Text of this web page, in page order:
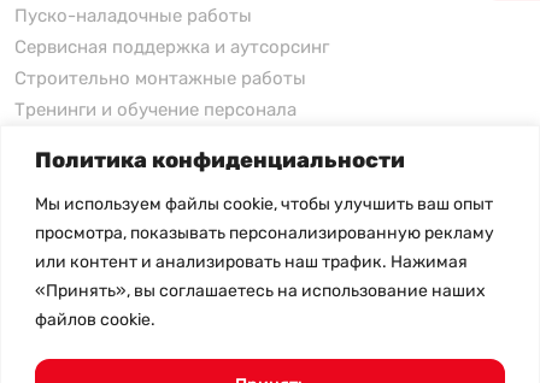
Политика конфиденциальности
Мы используем файлы cookie, чтобы улучшить ваш опыт
просмотра, показывать персонализированную рекламу
или контент и анализировать наш трафик. Нажимая
«Принять», вы соглашаетесь на использование наших
файлов cookie.
Пуско-наладочные работы
Сервисная поддержка и аутсорсинг
Строительно монтажные работы
Тренинги и обучение персонала
xFusion
xFusion
xFusion AI Solution
Цены на товары не являются публичной офертой и
- Политика конфиденциальности- Возврат товара